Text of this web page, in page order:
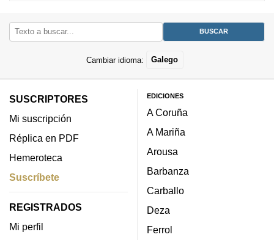
Cambiar idioma: Galego
SUSCRIPTORES
Mi suscripción
Réplica en PDF
Hemeroteca
Suscríbete
REGISTRADOS
Mi perfil
EDICIONES
A Coruña
A Mariña
Arousa
Barbanza
Carballo
Deza
Ferrol